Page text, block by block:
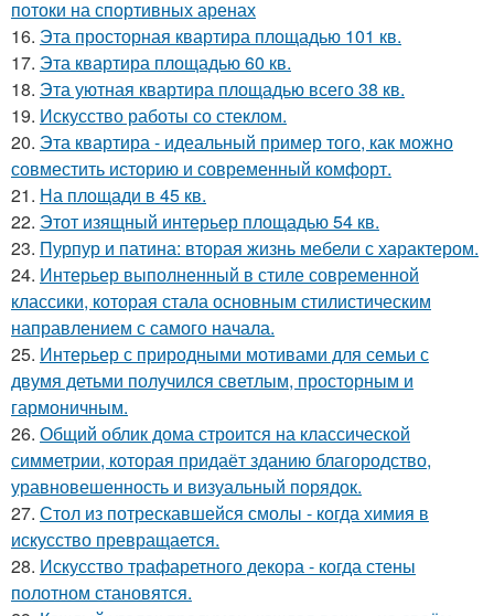
потоки на спортивных аренах
16. Эта просторная квартира площадью 101 кв.
17. Эта квартира площадью 60 кв.
18. Эта уютная квартира площадью всего 38 кв.
19. Искусство работы со стеклом.
20. Эта квартира - идеальный пример того, как можно
совместить историю и современный комфорт.
21. На площади в 45 кв.
22. Этот изящный интерьер площадью 54 кв.
23. Пурпур и патина: вторая жизнь мебели с характером.
24. Интерьер выполненный в стиле современной
классики, которая стала основным стилистическим
направлением с самого начала.
25. Интерьер с природными мотивами для семьи с
двумя детьми получился светлым, просторным и
гармоничным.
26. Общий облик дома строится на классической
симметрии, которая придаёт зданию благородство,
уравновешенность и визуальный порядок.
27. Стол из потрескавшейся смолы - когда химия в
искусство превращается.
28. Искусство трафаретного декора - когда стены
полотном становятся.